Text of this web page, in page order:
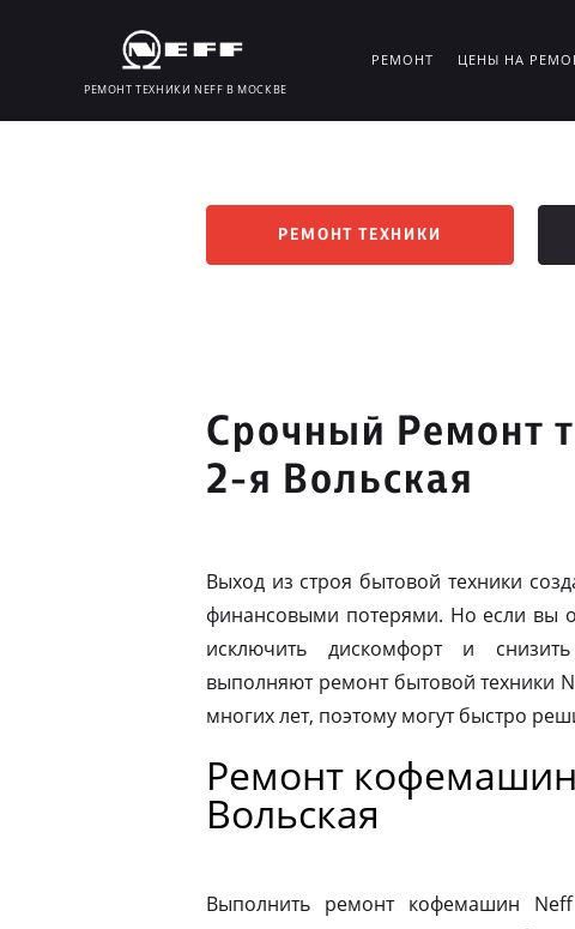
РЕМОНТ ТЕХНИКИ NEFF В МОСКВЕ
РЕМОНТ ЦЕНЫ НА
РЕМОНТ ТЕХНИКИ
Срочный Ремонт
2-я Вольская
Выход из строя бытовой техники
финансовыми потерями. Но если вы
исключить дискомфорт и
выполняют ремонт бытовой техники
многих лет, поэтому могут быстро
Ремонт кофемашин
Вольская
Выполнить ремонт кофемашин